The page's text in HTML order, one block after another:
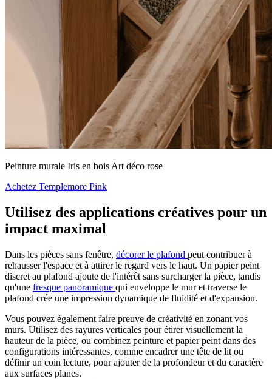
Peinture murale Iris en bois Art déco rose
Achetez Templemore Pink
Utilisez des applications créatives pour un
impact maximal
Dans les pièces sans fenêtre, décorer le plafond peut contribuer à
rehausser l'espace et à attirer le regard vers le haut. Un papier peint
discret au plafond ajoute de l'intérêt sans surcharger la pièce, tandis
qu'une fresque panoramique qui enveloppe le mur et traverse le
plafond crée une impression dynamique de fluidité et d'expansion.
Vous pouvez également faire preuve de créativité en zonant vos
murs. Utilisez des rayures verticales pour étirer visuellement la
hauteur de la pièce, ou combinez peinture et papier peint dans des
configurations intéressantes, comme encadrer une tête de lit ou
définir un coin lecture, pour ajouter de la profondeur et du caractère
aux surfaces planes.